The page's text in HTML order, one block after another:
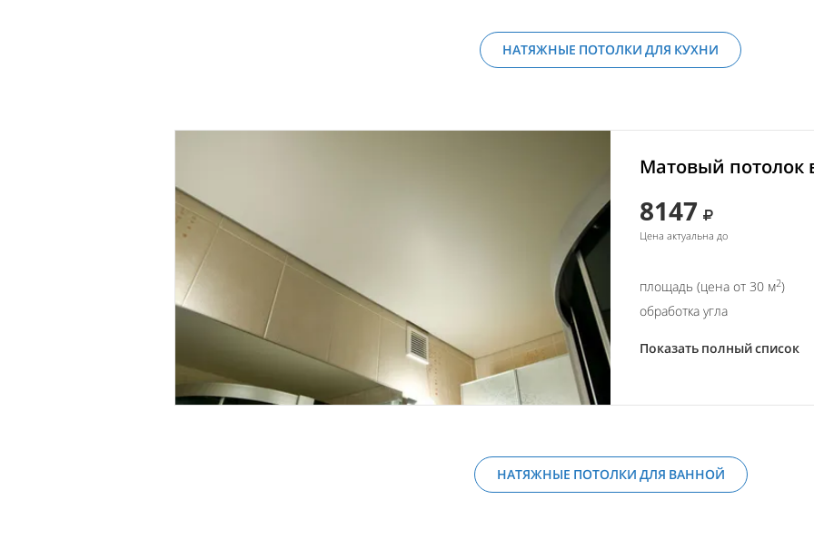
НАТЯЖНЫЕ ПОТОЛКИ ДЛЯ КУХНИ
Матовый потолок
8147
Цена актуальна до
площадь (цена от 30 м2)
обработка угла
Показать полный список
НАТЯЖНЫЕ ПОТОЛКИ ДЛЯ ВАННОЙ